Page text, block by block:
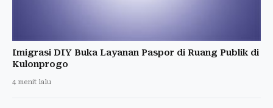
Imigrasi DIY Buka Layanan Paspor di Ruang Publik di
Kulonprogo
4 menit lalu